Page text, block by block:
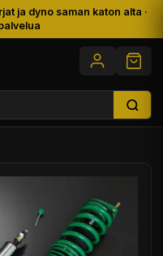
ja dyno saman katon alta ·